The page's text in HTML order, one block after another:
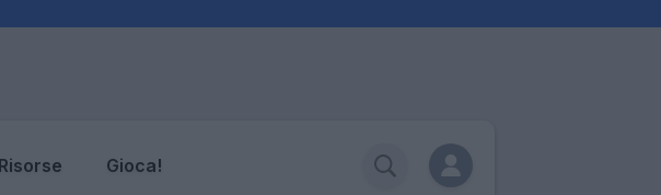
Risorse Gioca!